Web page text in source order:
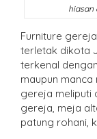
hiasan
Furniture
terletak dikota
terkenal
maupun
gereja meliputi
gereja, meja
patung rohani,